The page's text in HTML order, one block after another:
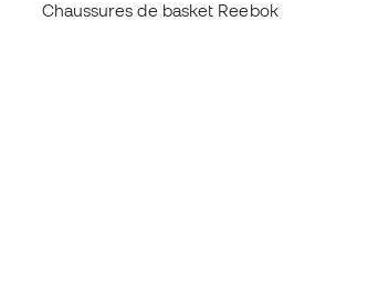
Chaussures de basket Reebok